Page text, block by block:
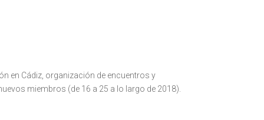
en Cádiz, organización de encuentros y
miembros (de 16 a 25 a lo largo de 2018).